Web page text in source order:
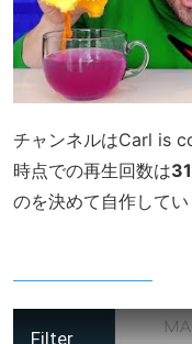
チャンネルはCarl is
時点での再生回数は
のを決めて自作してい
Filter